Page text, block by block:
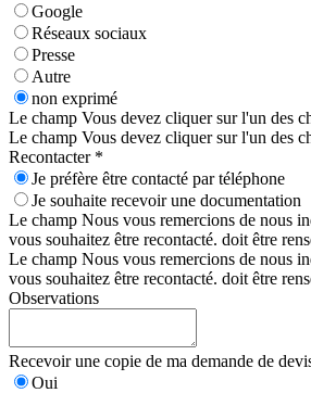
Google
Réseaux sociaux
Presse
Autre
non exprimé
Le champ Vous devez cliquer sur l'un des
Le champ Vous devez cliquer sur l'un des
Recontacter *
Je préfère être contacté par téléphone
Je souhaite recevoir une documentation
Le champ Nous vous remercions de nous
vous souhaitez être recontacté. doit être
Le champ Nous vous remercions de nous
vous souhaitez être recontacté. doit être
Observations
Recevoir une copie de ma demande de
Oui